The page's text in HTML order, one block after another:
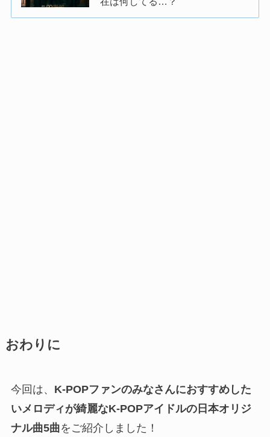
おわりに
今回は、 K-POPファンのみなさんにおすすめした
いメロディが綺麗なK-POPアイドルの日本オリジ
ナル曲5曲をご紹介しました！